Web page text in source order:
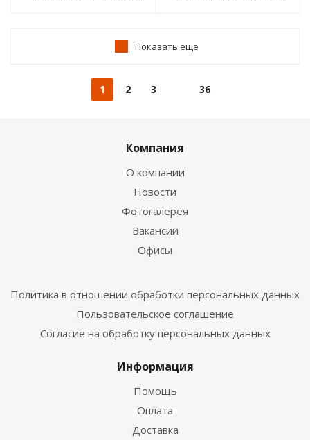
Показать еще
1 2 3 36
Компания
О компании
Новости
Фотогалерея
Вакансии
Офисы
Политика в отношении обработки персональных данных
Пользовательское соглашение
Согласие на обработку персональных данных
Информация
Помощь
Оплата
Доставка